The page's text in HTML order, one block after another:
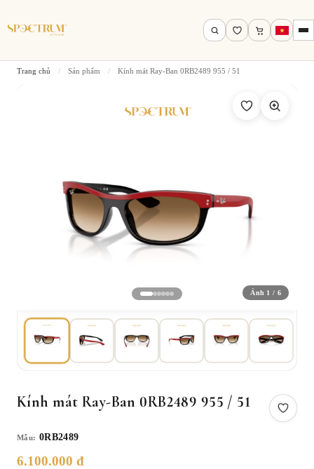
Tìm theo tên, mã gọng, thương hiệu…
Tìm kiếm
Trang chủ / Sản phẩm / Kính mát Ray-Ban 0RB2489 955 / 51
Ảnh 1 / 6
Kính mát Ray-Ban 0RB2489 955 / 51
Mẫu: 0RB2489
6.100.000 đ